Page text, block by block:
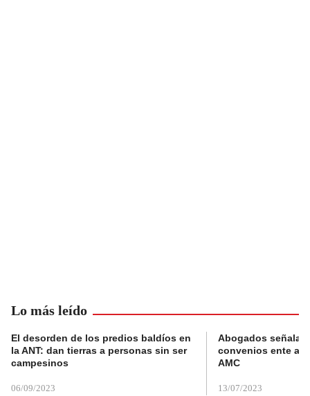
Lo más leído
El desorden de los predios baldíos en
la ANT: dan tierras a personas sin ser
campesinos
06/09/2023
Abogados
convenios ente
AMC
13/07/2023